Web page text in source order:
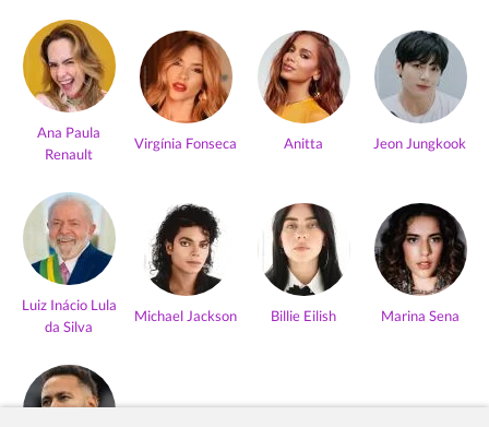
Ana Paula
Renault
Virgínia Fonseca Anitta Jeon Jungkook
Luiz Inácio Lula
da Silva
Michael Jackson Billie Eilish Marina Sena